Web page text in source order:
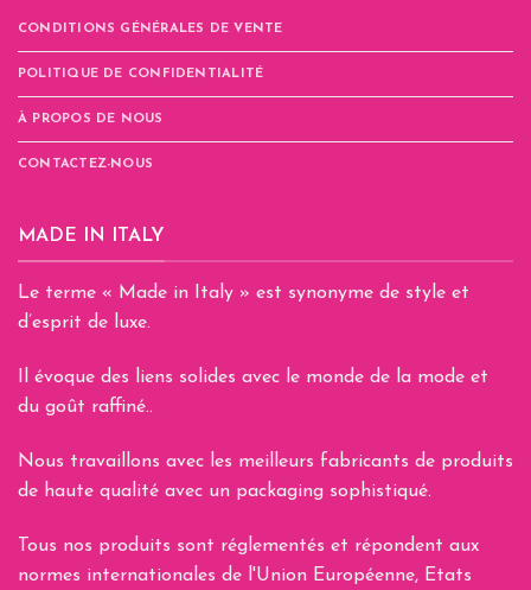
du
produit
CONDITIONS GÉNÉRALES DE VENTE
POLITIQUE DE CONFIDENTIALITÉ
À PROPOS DE NOUS
CONTACTEZ-NOUS
MADE IN ITALY
Le terme « Made in Italy » est synonyme de style et
d’esprit de luxe.
Il évoque des liens solides avec le monde de la mode et
du goût raffiné..
Nous travaillons avec les meilleurs fabricants de produits
de haute qualité avec un packaging sophistiqué.
Tous nos produits sont réglementés et répondent aux
normes internationales de l'Union Européenne, Etats